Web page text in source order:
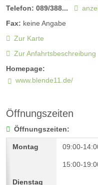
Telefon: 089/388...
Fax: keine Angabe
Zur Karte
Zur Anfahrtsbeschreibung
Homepage:
www.blende11.de/
Öffnungszeiten
Öffnungszeiten:
09:00-
15:00-